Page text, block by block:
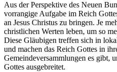
Aus der Perspektive des Neuen
vorrangige Aufgabe im Reich
an Jesus Christus zu bringen. Je
christlichen Werten leben, um so
Diese Gläubigen treffen sich in
und machen das Reich Gottes in
Gemeindeversammlungen es gibt,
Gottes ausgebreitet.